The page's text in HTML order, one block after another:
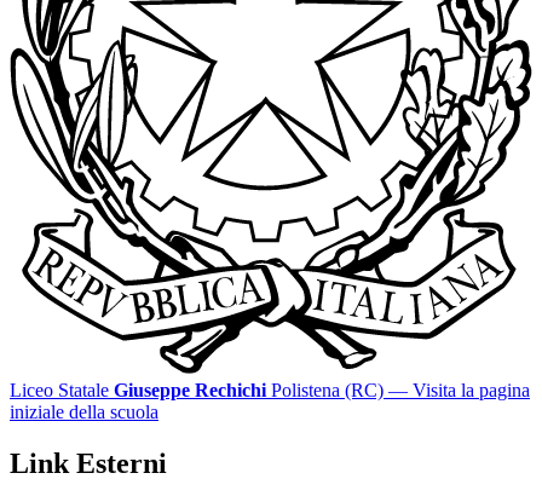
Liceo Statale Giuseppe Rechichi Polistena (RC) — Visita la pagina
iniziale della scuola
Link Esterni